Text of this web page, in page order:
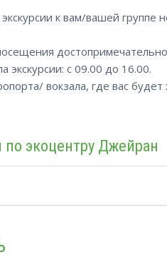
к вам/вашей группе
с 09.00 до 16.00.
вокзала, где вас
экоцентру Джейран